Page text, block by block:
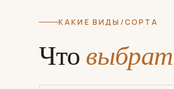
КАКИЕ ВИДЫ/СОРТА
Что